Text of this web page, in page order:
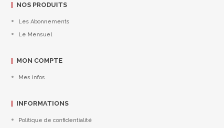
NOS PRODUITS
Les Abonnements
Le Mensuel
MON COMPTE
Mes infos
INFORMATIONS
Politique de confidentialité